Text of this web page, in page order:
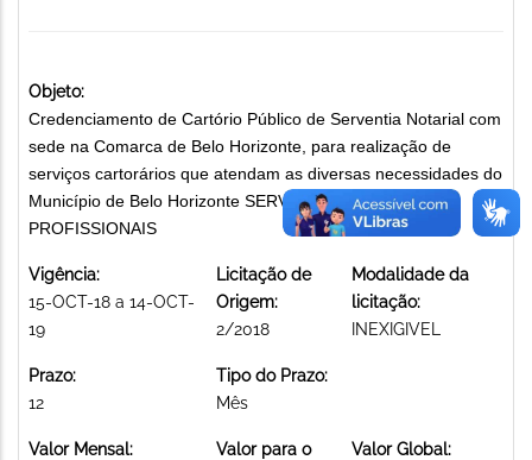
Objeto:
Credenciamento de Cartório Público de Serventia Notarial com
sede na Comarca de Belo Horizonte, para realização de
serviços cartorários que atendam as diversas necessidades do
Município de Belo Horizonte SERVIÇOS TÉCNICOS
PROFISSIONAIS
Vigência:
15-OCT-18 a 14-OCT-
19
Licitação de
Origem:
2/2018
Modalidade da
licitação:
INEXIGIVEL
Prazo:
12
Tipo do Prazo:
Mês
Valor Mensal:
Valor para o
Valor Global: